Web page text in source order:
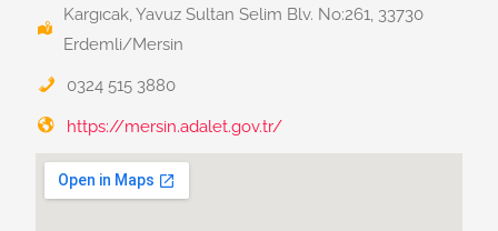
Kargıcak, Yavuz Sultan Selim Blv. No:261, 33730
Erdemli/Mersin
0324 515 3880
https://mersin.adalet.gov.tr/